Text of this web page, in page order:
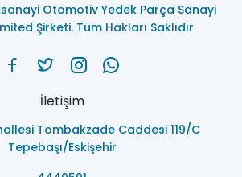
Otomotiv Yedek Parça Sanayi
Şirketi. Tüm Hakları Saklıdır
İletişim
Tombakzade Caddesi 119/C
Tepebaşı/Eskişehir